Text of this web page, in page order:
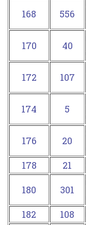
168
556
170
40
172
107
174
5
176
20
178
21
180
301
182
108